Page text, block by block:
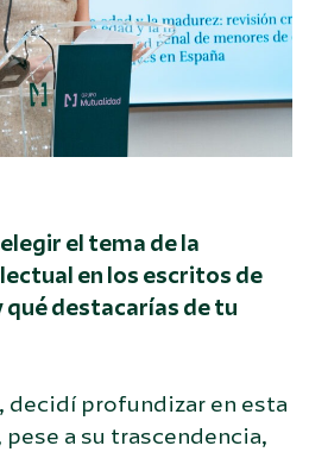
el tema de la
en los escritos de
qué destacarías de tu
decidí profundizar en esta
a su trascendencia,